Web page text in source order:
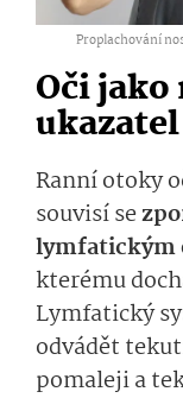
Proplachování
Oči
Ranní otoky
souvisí se
lymfatickým
kterému
Lymfatický
odvádět
pomaleji a